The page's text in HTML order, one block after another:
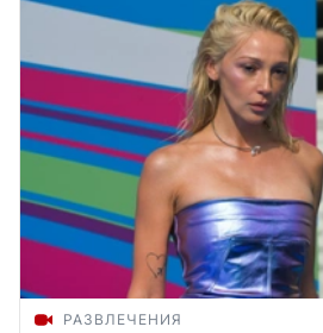
РАЗВЛЕЧЕНИЯ